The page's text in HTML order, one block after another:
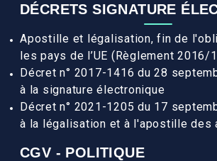
DÉCRETS SIGNATURE
Apostille et légalisation, fin de
les pays de l’UE (Règlement 2016/
Décret n° 2017-1416 du 28
à la signature électronique
Décret n° 2021-1205 du 17
à la légalisation et à l'apostille des
CGV - POLITIQUE